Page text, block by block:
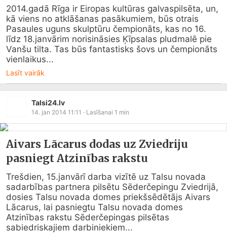
2014.gadā Rīga ir Eiropas kultūras galvaspilsēta, un,
kā viens no atklāšanas pasākumiem, būs otrais
Pasaules uguns skulptūru čempionāts, kas no 16.
līdz 18.janvārim norisināsies Ķīpsalas pludmalē pie
Vanšu tilta. Tas būs fantastisks šovs un čempionāts
vienlaikus...
Lasīt vairāk
Talsi24.lv
14. jan 2014 11:11 · Lasīšanai 1 min
Aivars Lācarus dodas uz Zviedriju
pasniegt Atzinības rakstu
Trešdien, 15.janvārī darba vizītē uz Talsu novada
sadarbības partnera pilsētu Sēderčepingu Zviedrijā,
dosies Talsu novada domes priekšsēdētājs Aivars
Lācarus, lai pasniegtu Talsu novada domes
Atzinības rakstu Sēderčepingas pilsētas
sabiedriskajiem darbiniekiem...